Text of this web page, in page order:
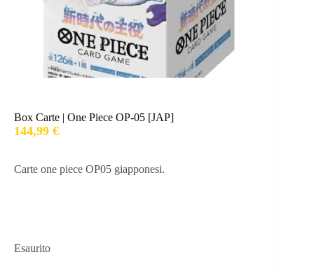
Box Carte | One Piece OP-05 [JAP]
144,99 €
Carte one piece OP05 giapponesi.
Esaurito